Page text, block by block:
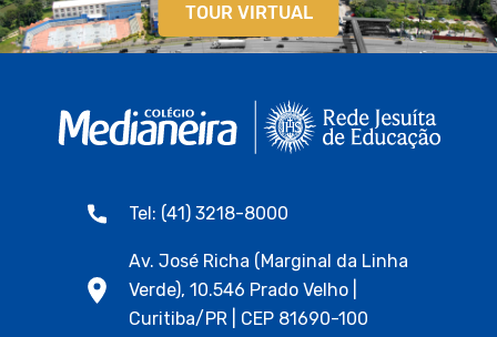
TOUR VIRTUAL
Tel: (41) 3218-8000
Av. José Richa (Marginal da Linha
Verde), 10.546 Prado Velho |
Curitiba/PR | CEP 81690-100